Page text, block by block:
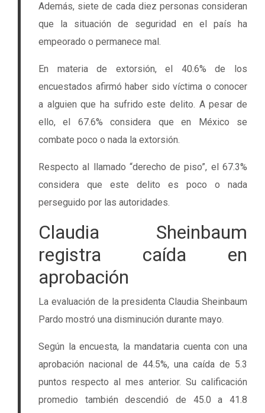
Además, siete de cada diez personas consideran
que la situación de seguridad en el país ha
empeorado o permanece mal.
En materia de extorsión, el 40.6% de los
encuestados afirmó haber sido víctima o conocer
a alguien que ha sufrido este delito. A pesar de
ello, el 67.6% considera que en México se
combate poco o nada la extorsión.
Respecto al llamado “derecho de piso”, el 67.3%
considera que este delito es poco o nada
perseguido por las autoridades.
Claudia Sheinbaum
registra caída en
aprobación
La evaluación de la presidenta Claudia Sheinbaum
Pardo mostró una disminución durante mayo.
Según la encuesta, la mandataria cuenta con una
aprobación nacional de 44.5%, una caída de 5.3
puntos respecto al mes anterior. Su calificación
promedio también descendió de 45.0 a 41.8